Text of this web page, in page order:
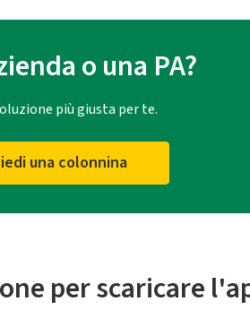
o una PA?
più giusta per te.
una colonnina
per scaricare